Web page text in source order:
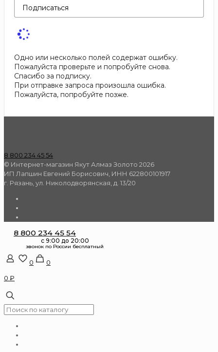
Подписаться
Одно или несколько полей содержат ошибку.
Пожалуйста проверьте и попробуйте снова.
Спасибо за подписку.
При отправке запроса произошла ошибка.
Пожалуйста, попробуйте позже.
8 800 234 45 54
© Интернет-магазин Якут Алмаз Золото 2026
ИП Лапшин Евгений Борисович, ИНН 622800101917
г. Рязань, ул. Николодворянская, д. 13/20
8 800 234 45 54
0
0
0 ₽